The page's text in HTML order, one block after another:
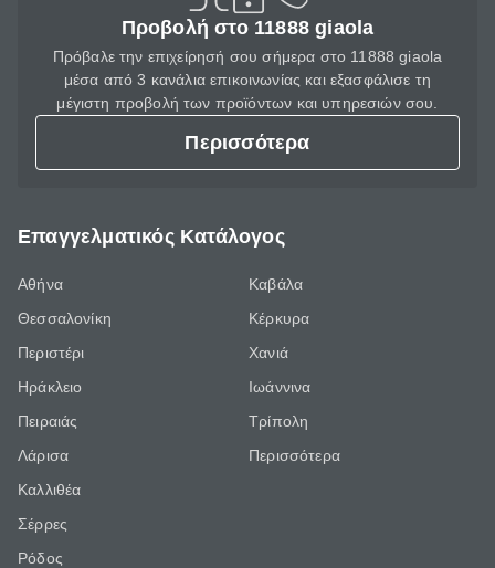
Προβολή στο 11888 giaola
Πρόβαλε την επιχείρησή σου σήμερα στο 11888 giaola
μέσα από 3 κανάλια επικοινωνίας και εξασφάλισε τη
μέγιστη προβολή των προϊόντων και υπηρεσιών σου.
Περισσότερα
Επαγγελματικός Κατάλογος
Αθήνα
Θεσσαλονίκη
Περιστέρι
Ηράκλειο
Πειραιάς
Λάρισα
Καλλιθέα
Σέρρες
Ρόδος
Καβάλα
Κέρκυρα
Χανιά
Ιωάννινα
Τρίπολη
Περισσότερα